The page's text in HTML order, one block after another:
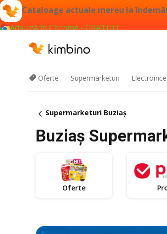
Cataloage actuale mereu la
Adaugă în Chrome - GRATUIT
Oferte Supermarketuri Electronice
Supermarketuri Buziaș
Buziaș
Oferte